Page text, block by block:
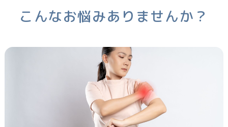
こんなお悩みありませんか？